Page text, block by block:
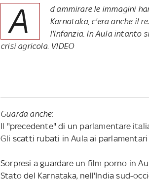
A
d ammirare le immagini
Karnataka, c'era anche il
l'Infanzia. In Aula intanto
crisi agricola. VIDEO
Guarda anche:
Il "precedente" di un parlamentare
Gli scatti rubati in Aula ai
Sorpresi a guardare un film porno in
Stato del Karnataka, nell'India sud-